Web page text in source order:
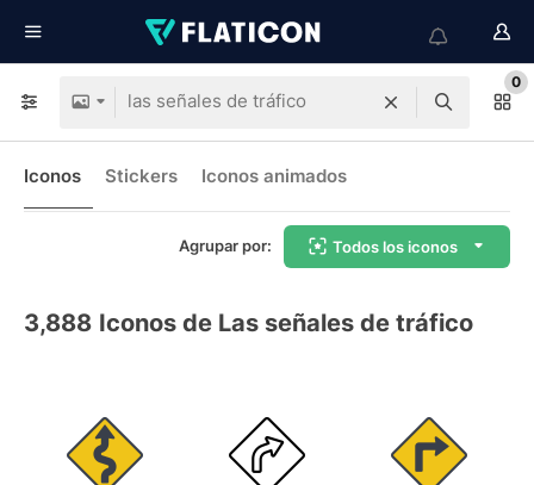
0
Iconos Stickers Iconos animados
Agrupar por: Todos los iconos
3,888 Iconos de Las señales de tráfico